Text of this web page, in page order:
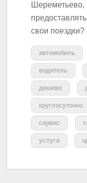
Шереметьево,
свои
автомобиль
водитель
дешево
круглосуточно
сервис
услуга